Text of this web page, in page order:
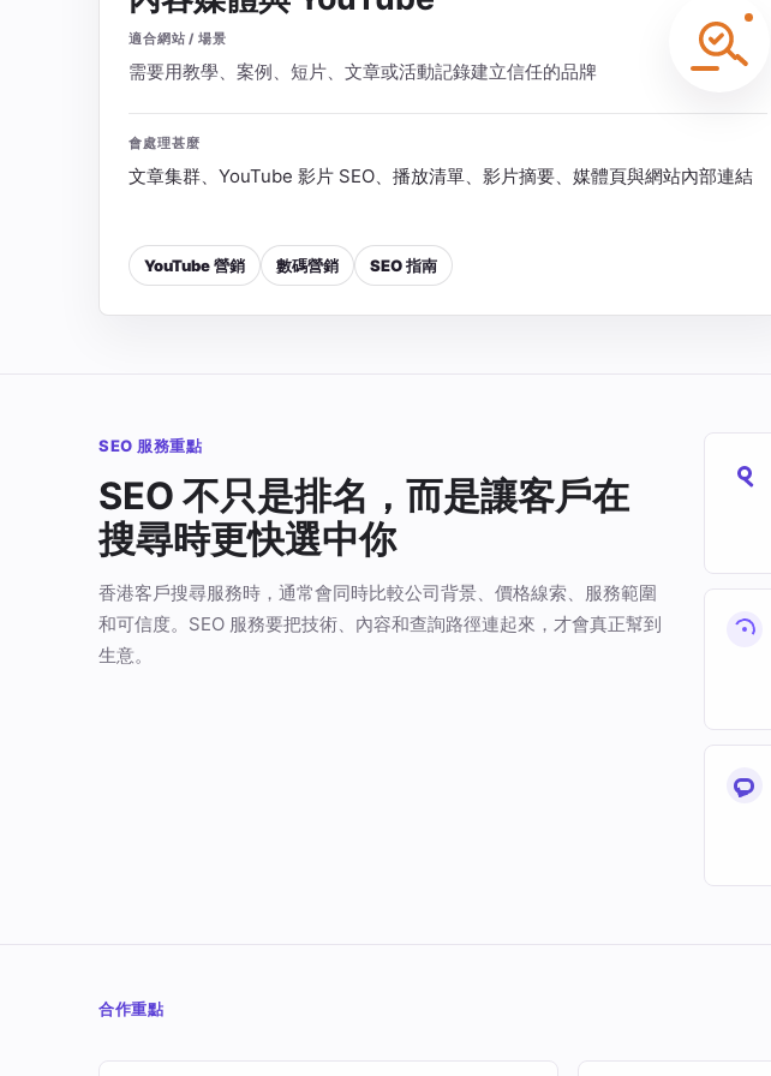
適合網站 / 場景
需要用教學、案例、短片、文章或活動記錄建立信任的品牌
會處理甚麼
文章集群、YouTube 影片 SEO、播放清單、影片摘要、媒體頁與網站內部連結
YouTube 營銷 數碼營銷 SEO 指南
SEO 服務重點
SEO 不只是排名，而是讓客戶在
搜尋時更快選中你
香港客戶搜尋服務時，通常會同時比較公司背景、價格線索、服務範圍
和可信度。SEO 服務要把技術、內容和查詢路徑連起來，才會真正幫到
生意。
合作重點